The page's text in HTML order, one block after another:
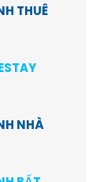
THUÊ
NHÀ